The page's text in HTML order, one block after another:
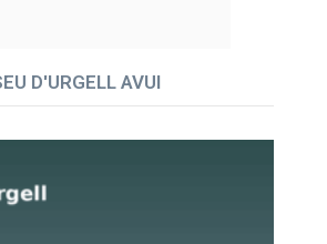
D'URGELL AVUI